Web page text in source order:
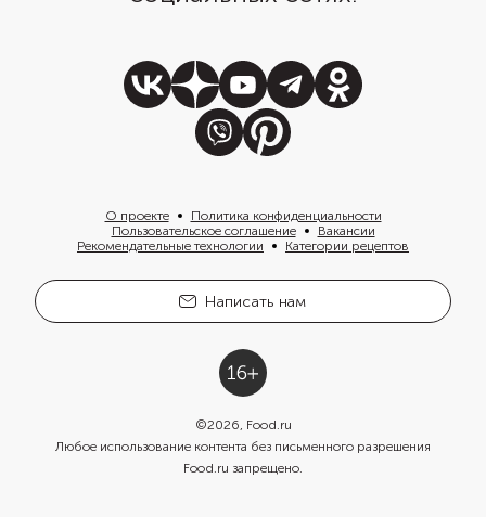
О проекте
Политика конфиденциальности
Пользовательское соглашение
Вакансии
Рекомендательные технологии
Категории рецептов
Написать нам
©2026, Food.ru
Любое использование контента без письменного разрешения
Food.ru запрещено.